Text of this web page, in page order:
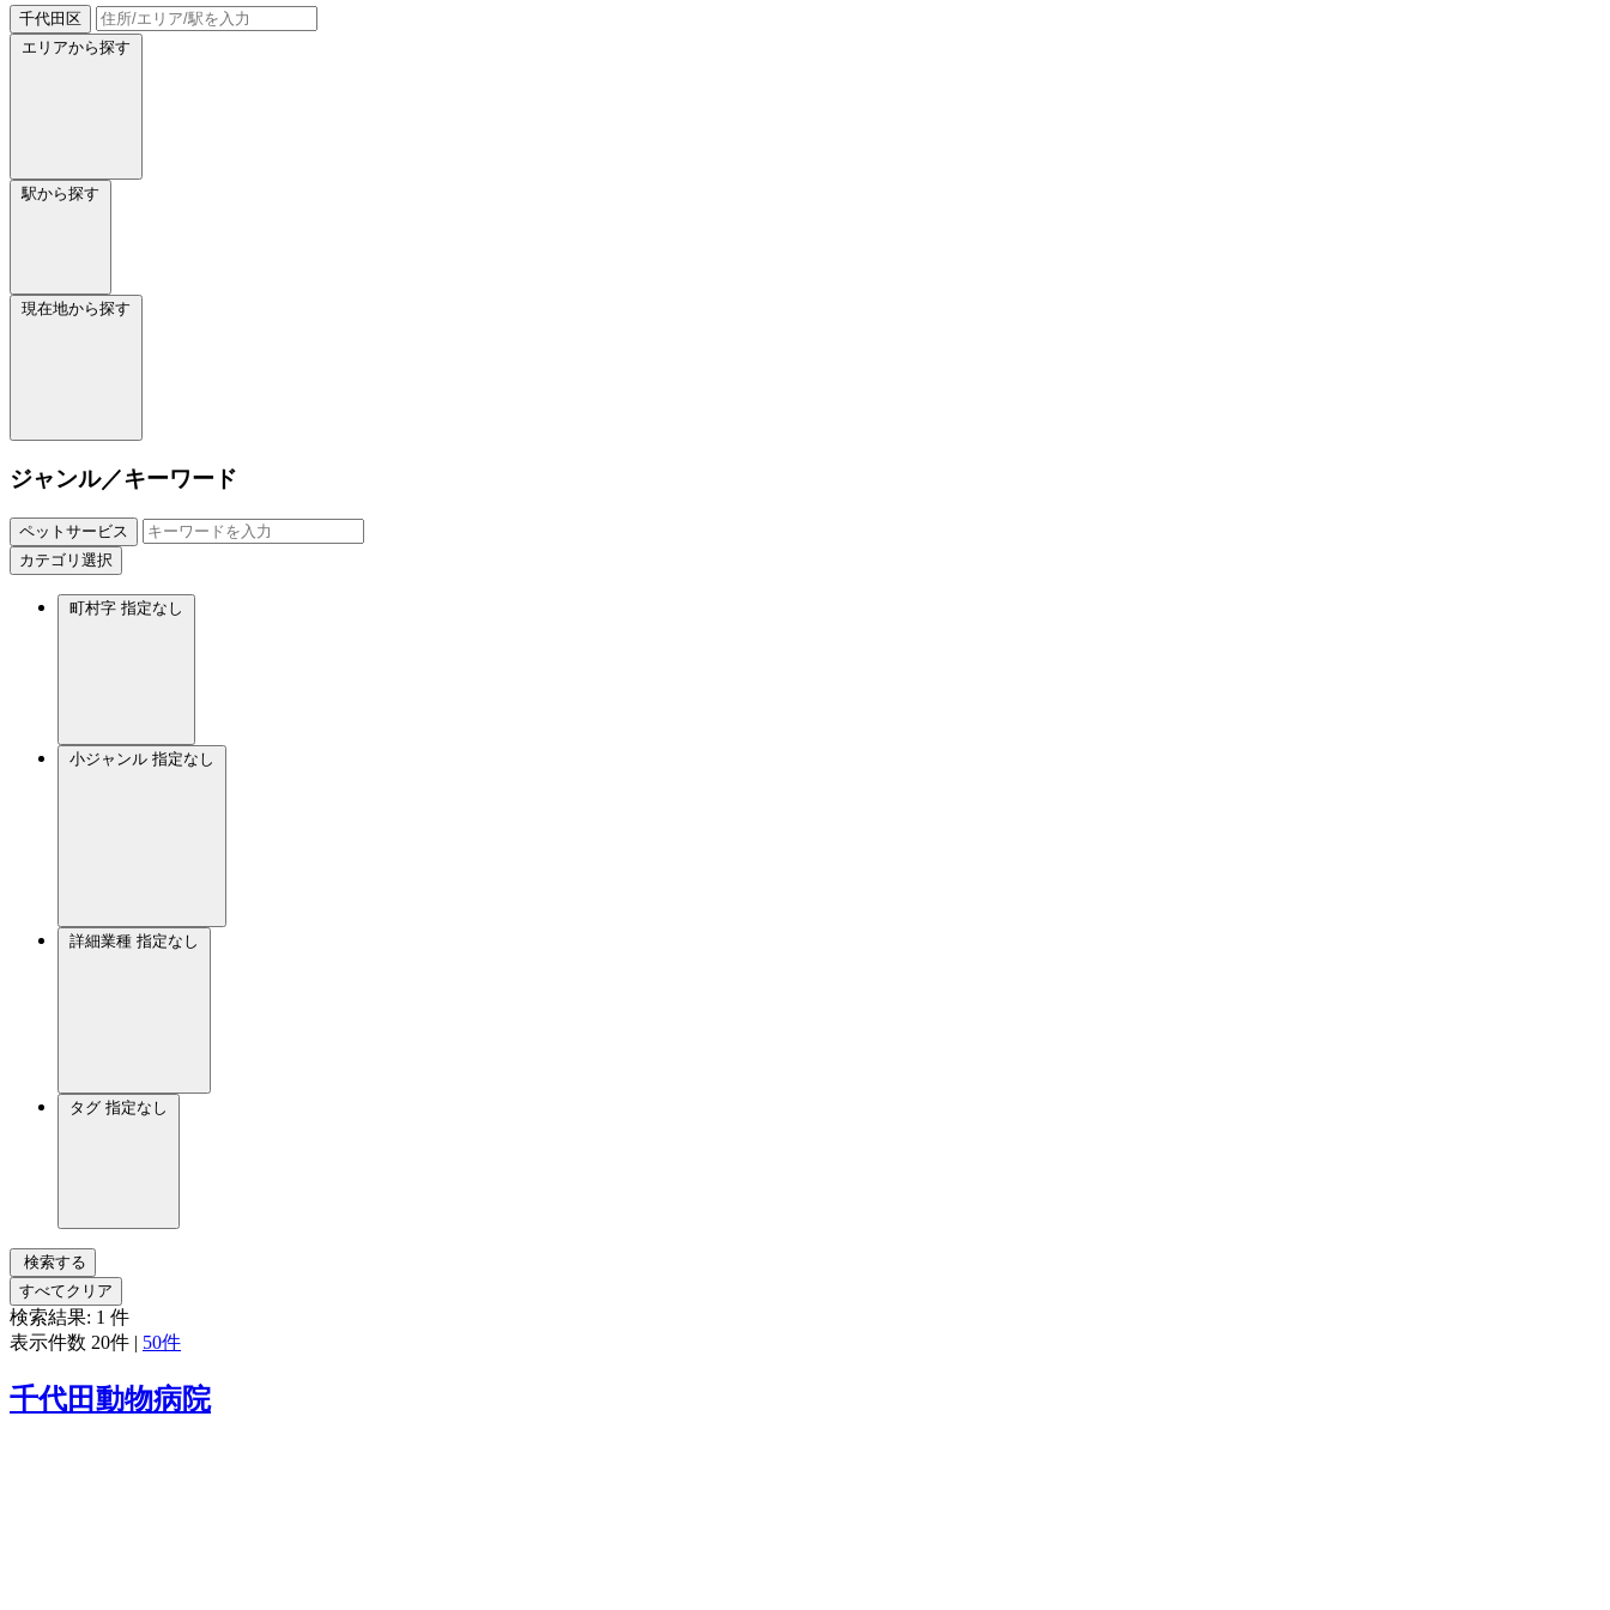
千代田区
エリアから探す
駅から探す
現在地から探す
ジャンル／キーワード
ペットサービス
カテゴリ選択
町村字 指定なし
小ジャンル 指定なし
詳細業種 指定なし
タグ 指定なし
検索する
すべてクリア
検索結果: 1 件
表示件数 20件 | 50件
千代田動物病院